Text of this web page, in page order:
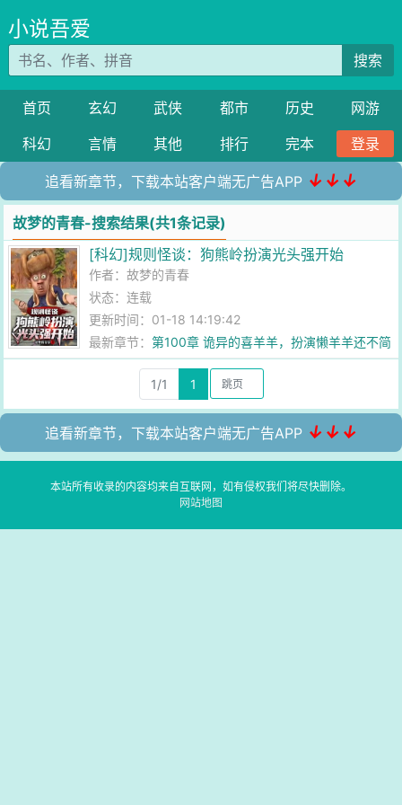
小说吾爱
搜索
首页 玄幻 武侠 都市 历史
网游
科幻
言情 其他 排行 完本 登录
追看新章节，下载本站客户端无广告APP ↓↓↓
故梦的青春-搜索结果(共1条记录)
[科幻]规则怪谈：狗熊岭扮演光头强开始
作者：故梦的青春
状态：连载
更新时间：01-18 14:19:42
最新章节：第100章 诡异的喜羊羊，扮演懒羊羊还不简
单？！
1/1
1
追看新章节，下载本站客户端无广告APP ↓↓↓
本站所有收录的内容均来自互联网，如有侵权我们将尽快删除。
网站地图